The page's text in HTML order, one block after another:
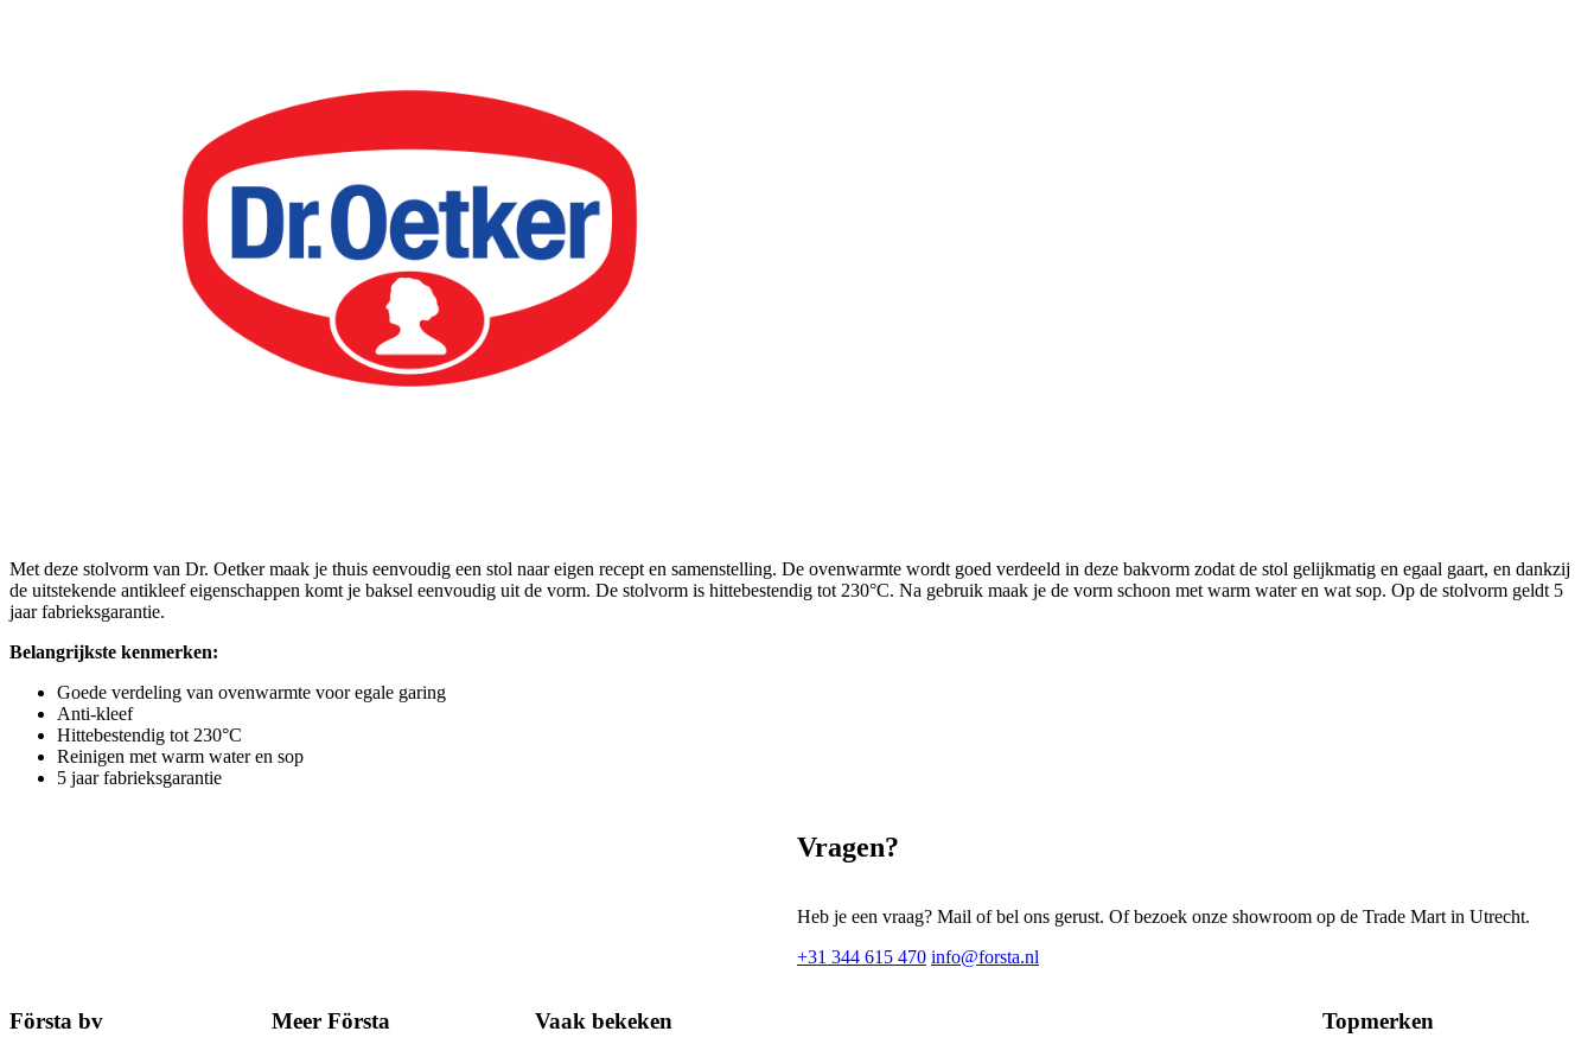
Met deze stolvorm van Dr. Oetker maak je thuis eenvoudig een stol naar eigen recept en samenstelling. De ovenwarmte wordt goed verdeeld in deze bakvorm zodat de stol gelijkmatig en egaal gaart, en dankzij
de uitstekende antikleef eigenschappen komt je baksel eenvoudig uit de vorm. De stolvorm is hittebestendig tot 230°C. Na gebruik maak je de vorm schoon met warm water en wat sop. Op de stolvorm geldt 5
jaar fabrieksgarantie.
Belangrijkste kenmerken:
Goede verdeling van ovenwarmte voor egale garing
Anti-kleef
Hittebestendig tot 230°C
Reinigen met warm water en sop
5 jaar fabrieksgarantie
Vragen?
Heb je een vraag? Mail of bel ons gerust. Of bezoek onze showroom op de Trade Mart in Utrecht.
+31 344 615 470 info@forsta.nl
Första bv Meer Första Vaak bekeken Topmerken